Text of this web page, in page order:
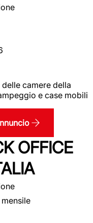
camere della
e case mobili
OFFICE